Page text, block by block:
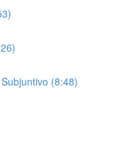
(8:48)